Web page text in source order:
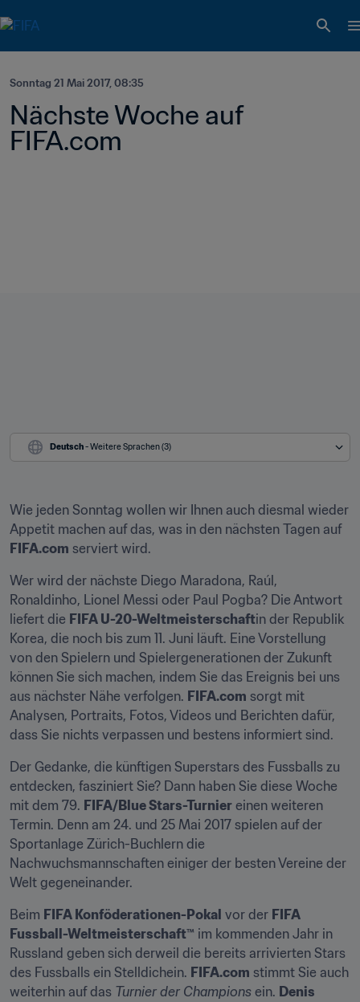
Sonntag 21 Mai 2017, 08:35
Nächste Woche auf
FIFA.com
Deutsch - Weitere Sprachen (3)
Wie jeden Sonntag wollen wir Ihnen auch diesmal wieder
Appetit machen auf das, was in den nächsten Tagen auf
FIFA.com serviert wird.
Wer wird der nächste Diego Maradona, Raúl,
Ronaldinho, Lionel Messi oder Paul Pogba? Die Antwort
liefert die FIFA U-20-Weltmeisterschaftin der Republik
Korea, die noch bis zum 11. Juni läuft. Eine Vorstellung
von den Spielern und Spielergenerationen der Zukunft
können Sie sich machen, indem Sie das Ereignis bei uns
aus nächster Nähe verfolgen. FIFA.com sorgt mit
Analysen, Portraits, Fotos, Videos und Berichten dafür,
dass Sie nichts verpassen und bestens informiert sind.
Der Gedanke, die künftigen Superstars des Fussballs zu
entdecken, fasziniert Sie? Dann haben Sie diese Woche
mit dem 79. FIFA/Blue Stars-Turnier einen weiteren
Termin. Denn am 24. und 25 Mai 2017 spielen auf der
Sportanlage Zürich-Buchlern die
Nachwuchsmannschaften einiger der besten Vereine der
Welt gegeneinander.
Beim FIFA Konföderationen-Pokal vor der FIFA
Fussball-Weltmeisterschaft™ im kommenden Jahr in
Russland geben sich derweil die bereits arrivierten Stars
des Fussballs ein Stelldichein. FIFA.com stimmt Sie auch
weiterhin auf das Turnier der Champions ein. Denis